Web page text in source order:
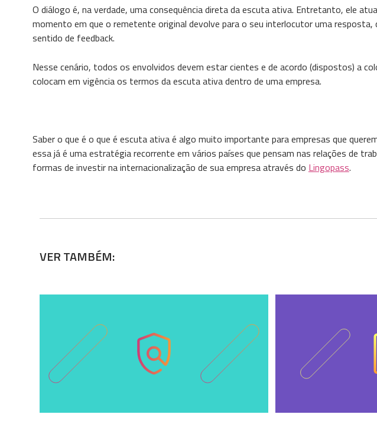
O diálogo é, na verdade, uma consequência direta da escuta ativa. Entretanto, ele
momento em que o remetente original devolve para o seu interlocutor uma resposta,
sentido de feedback.
Nesse cenário, todos os envolvidos devem estar cientes e de acordo (dispostos) a
colocam em vigência os termos da escuta ativa dentro de uma empresa.
Saber o que é o que é escuta ativa é algo muito importante para empresas que
essa já é uma estratégia recorrente em vários países que pensam nas relações de
formas de investir na internacionalização de sua empresa através do Lingopass.
VER TAMBÉM: